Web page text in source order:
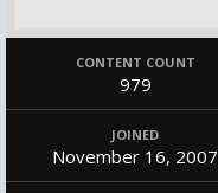
CONTENT COUNT
979
JOINED
November 16, 2007